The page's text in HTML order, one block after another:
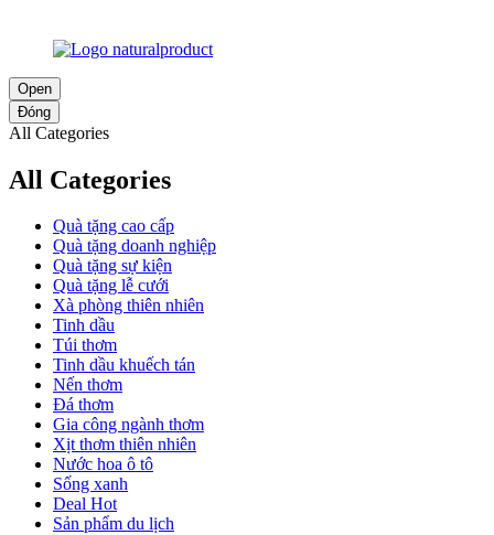
Open
Đóng
All Categories
All Categories
Quà tặng cao cấp
Quà tặng doanh nghiệp
Quà tặng sự kiện
Quà tặng lễ cưới
Xà phòng thiên nhiên
Tinh dầu
Túi thơm
Tinh dầu khuếch tán
Nến thơm
Đá thơm
Gia công ngành thơm
Xịt thơm thiên nhiên
Nước hoa ô tô
Sống xanh
Deal Hot
Sản phẩm du lịch